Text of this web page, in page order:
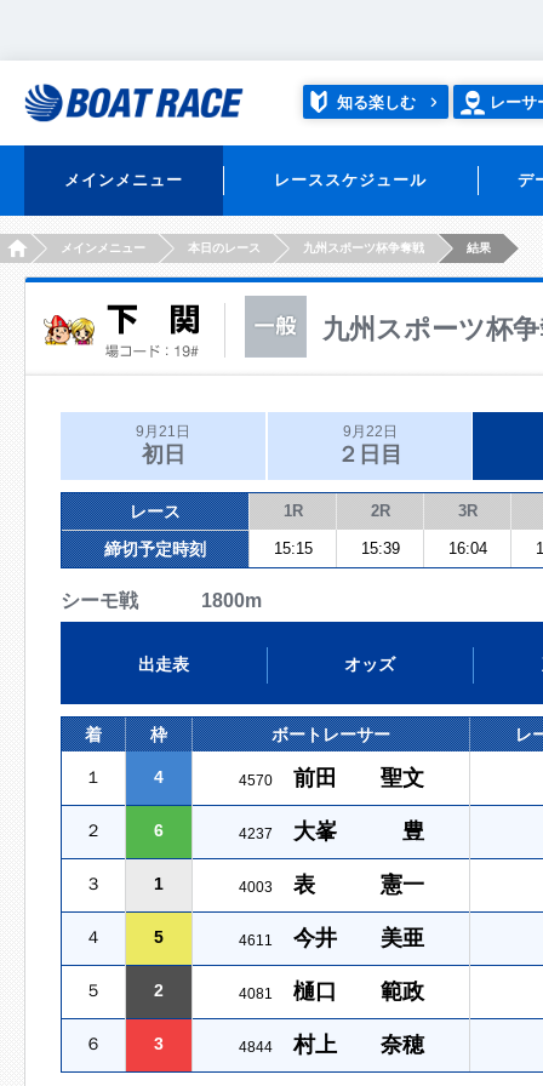
知る楽しむ レーサ
メインメニュー レーススケジュール デ
HOMEメインメニュー 本日のレース 九州スポーツ杯争奪戦 結果
九州スポーツ杯
9月21日
初日
9月22日
２日目
レース 1R 2R 3R
締切予定時刻 15:15 15:39 16:04
シーモ戦 1800m
出走表 オッズ
着 枠 ボートレーサー レ
１ 4 4570 前田 聖文
２ 6 4237 大峯 豊
３ 1 4003 表 憲一
４ 5 4611 今井 美亜
５ 2 4081 樋口 範政
６ 3 4844 村上 奈穂